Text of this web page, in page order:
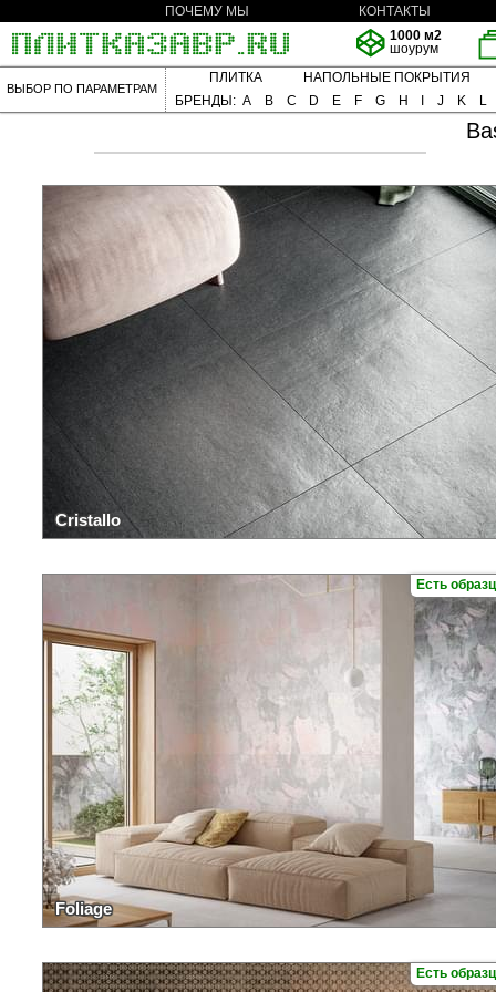
ПОЧЕМУ МЫ
КОНТАКТЫ
1000 м2
шоурум
ВЫБОР ПО ПАРАМЕТРАМ
ПЛИТКА
НАПОЛЬНЫЕ ПОКРЫТИЯ
БРЕНДЫ: A B C D E F G H J K L
Cristallo
Есть
Foliage
Есть